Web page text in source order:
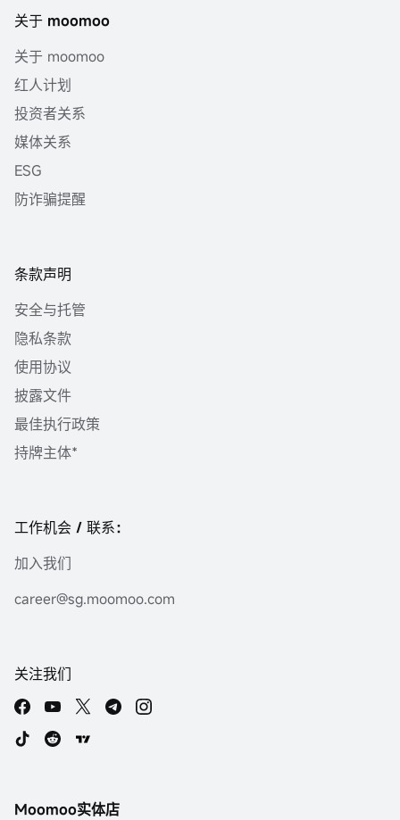
关于 moomoo
关于 moomoo
红人计划
投资者关系
媒体关系
ESG
防诈骗提醒
条款声明
安全与托管
隐私条款
使用协议
披露文件
最佳执行政策
持牌主体*
工作机会 / 联系：
加入我们
career@sg.moomoo.com
关注我们
Moomoo实体店